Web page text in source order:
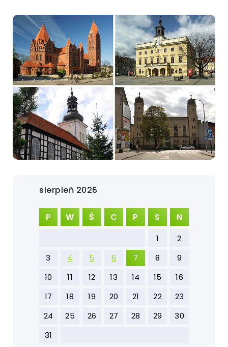
sierpień 2026
P W Ś C P S N
1
2
3
4 5 6 7 8
9
10
11 12 13 14 15
16
17
18 19 20 21 22
23
24
25 26 27 28 29
30
31